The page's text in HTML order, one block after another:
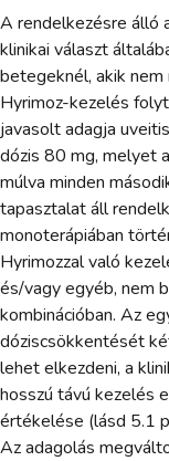
A rendelkezésre álló
klinikai választ
betegeknél, akik nem
Hyrimoz-kezelés
javasolt adagja
dózis 80 mg, melyet
múlva minden
tapasztalat áll
monoterápiában
Hyrimozzal való
és/vagy egyéb, nem
kombinációban. Az
dóziscsökkentését
lehet elkezdeni, a
hosszú távú kezelés
értékelése (lásd 5.1
Az adagolás